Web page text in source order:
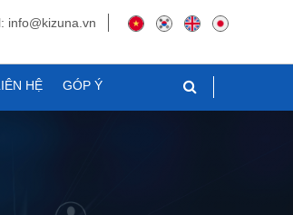
info@kizuna.vn
HỆ GÓP Ý